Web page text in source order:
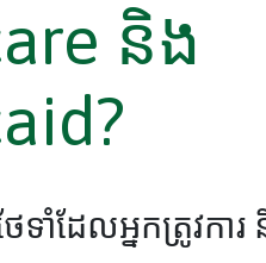
និង
ទាំដែលអ្នកត្រូវកា